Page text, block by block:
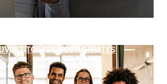
TOUTES NOS ACTIVITÉS